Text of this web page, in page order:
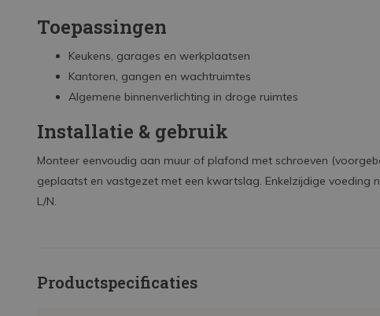
Toepassingen
Keukens, garages en werkplaatsen
Kantoren, gangen en wachtruimtes
Algemene binnenverlichting in droge ruimtes
Installatie & gebruik
Monteer eenvoudig aan muur of plafond met schroeven
geplaatst en vastgezet met een kwartslag. Enkelzijdige
L/N.
Productspecificaties